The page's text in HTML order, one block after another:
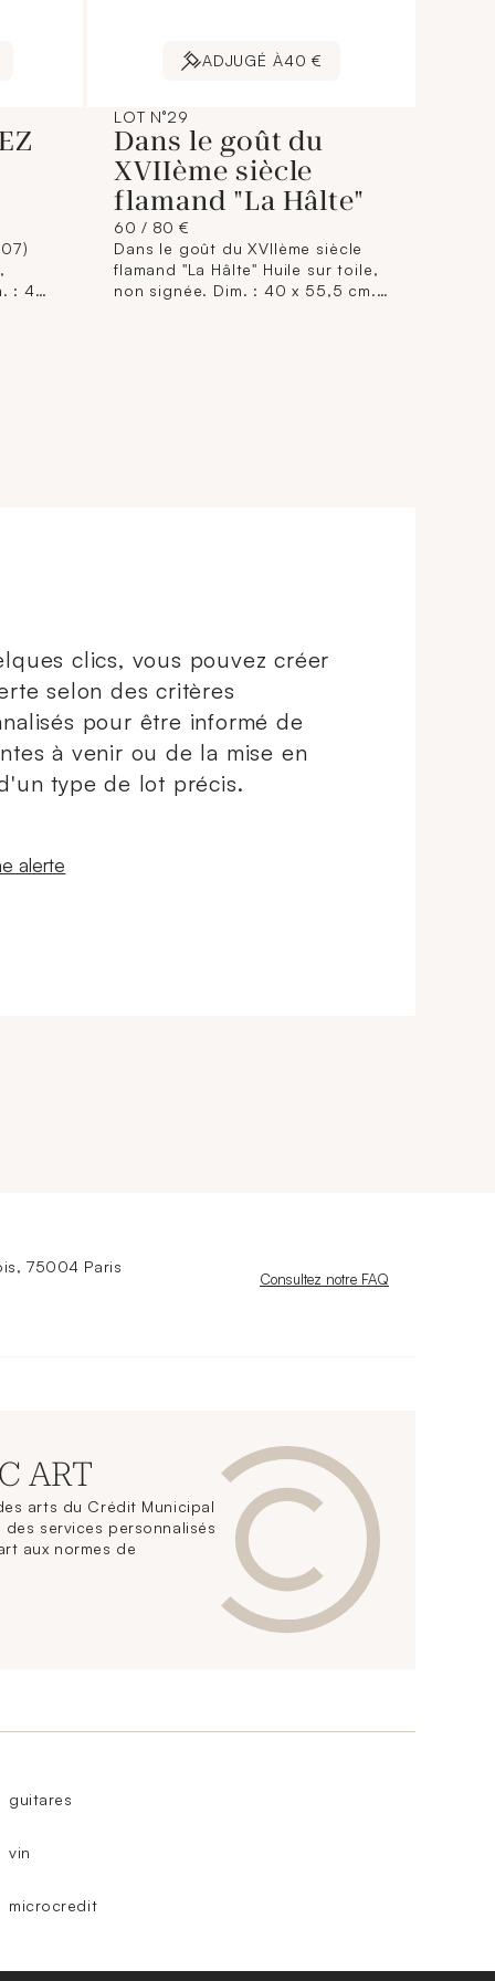
: 46
ADJUGÉ À40 €
LOT N°29
Dans le goût du
XVIIème siècle
flamand "La Hâlte"
60 / 80 €
Dans le goût du XVIIème siècle
flamand "La Hâlte" Huile sur toile,
non signée. Dim. : 40 x 55,5 cm.
clics, vous pouvez créer
selon des critères
pour être informé de
à venir ou de la mise en
type de lot précis.
fenêtre
alerte
75004 Paris
Nouvelle fenêtre
Consultez notre FAQ
ART
arts du Crédit Municipal
services personnalisés
aux normes de
guitares
vin
microcredit